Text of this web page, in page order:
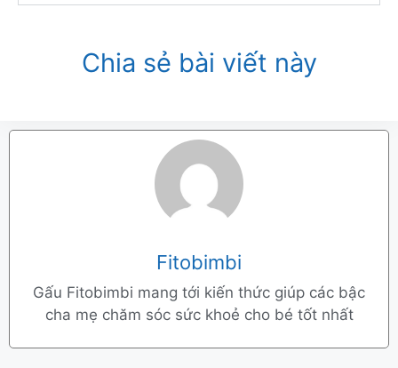
Chia sẻ bài viết này
Fitobimbi
Gấu Fitobimbi mang tới kiến thức giúp các bậc
cha mẹ chăm sóc sức khoẻ cho bé tốt nhất